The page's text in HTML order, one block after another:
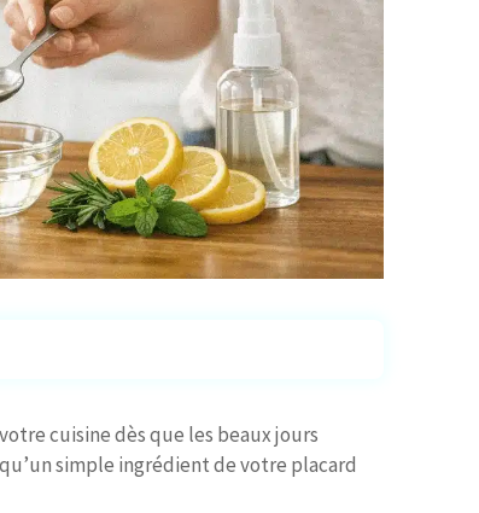
cuisine dès que les beaux jours
simple ingrédient de votre placard